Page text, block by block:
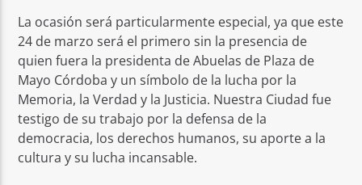
La ocasión será particularmente especial, ya que este
24 de marzo será el primero sin la presencia de
quien fuera la presidenta de Abuelas de Plaza de
Mayo Córdoba y un símbolo de la lucha por la
Memoria, la Verdad y la Justicia. Nuestra Ciudad fue
testigo de su trabajo por la defensa de la
democracia, los derechos humanos, su aporte a la
cultura y su lucha incansable.